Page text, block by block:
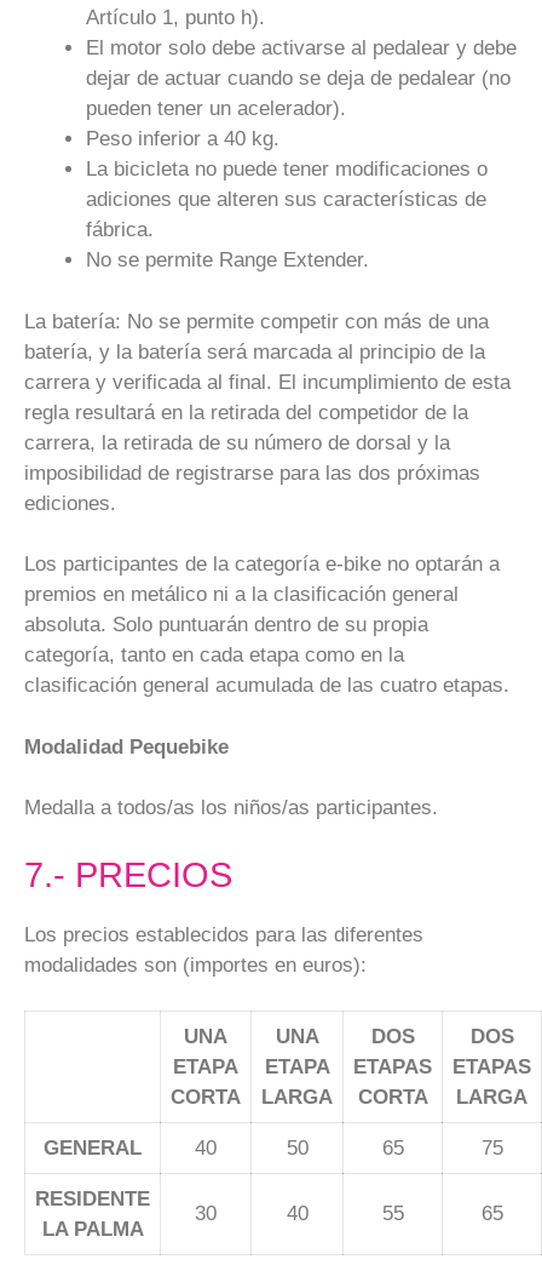
Artículo 1, punto h).
El motor solo debe activarse al pedalear y debe
dejar de actuar cuando se deja de pedalear (no
pueden tener un acelerador).
Peso inferior a 40 kg.
La bicicleta no puede tener modificaciones o
adiciones que alteren sus características de
fábrica.
No se permite Range Extender.
La batería: No se permite competir con más de una
batería, y la batería será marcada al principio de la
carrera y verificada al final. El incumplimiento de esta
regla resultará en la retirada del competidor de la
carrera, la retirada de su número de dorsal y la
imposibilidad de registrarse para las dos próximas
ediciones.
Los participantes de la categoría e-bike no optarán a
premios en metálico ni a la clasificación general
absoluta. Solo puntuarán dentro de su propia
categoría, tanto en cada etapa como en la
clasificación general acumulada de las cuatro etapas.
Modalidad Pequebike
Medalla a todos/as los niños/as participantes.
7.- PRECIOS
Los precios establecidos para las diferentes
modalidades son (importes en euros):
UNA
ETAPA
CORTA
UNA
ETAPA
LARGA
DOS
ETAPAS
CORTA
DOS
ETAPAS
LARGA
GENERAL 40 50 65 75
RESIDENTE
LA PALMA
30 40 55 65